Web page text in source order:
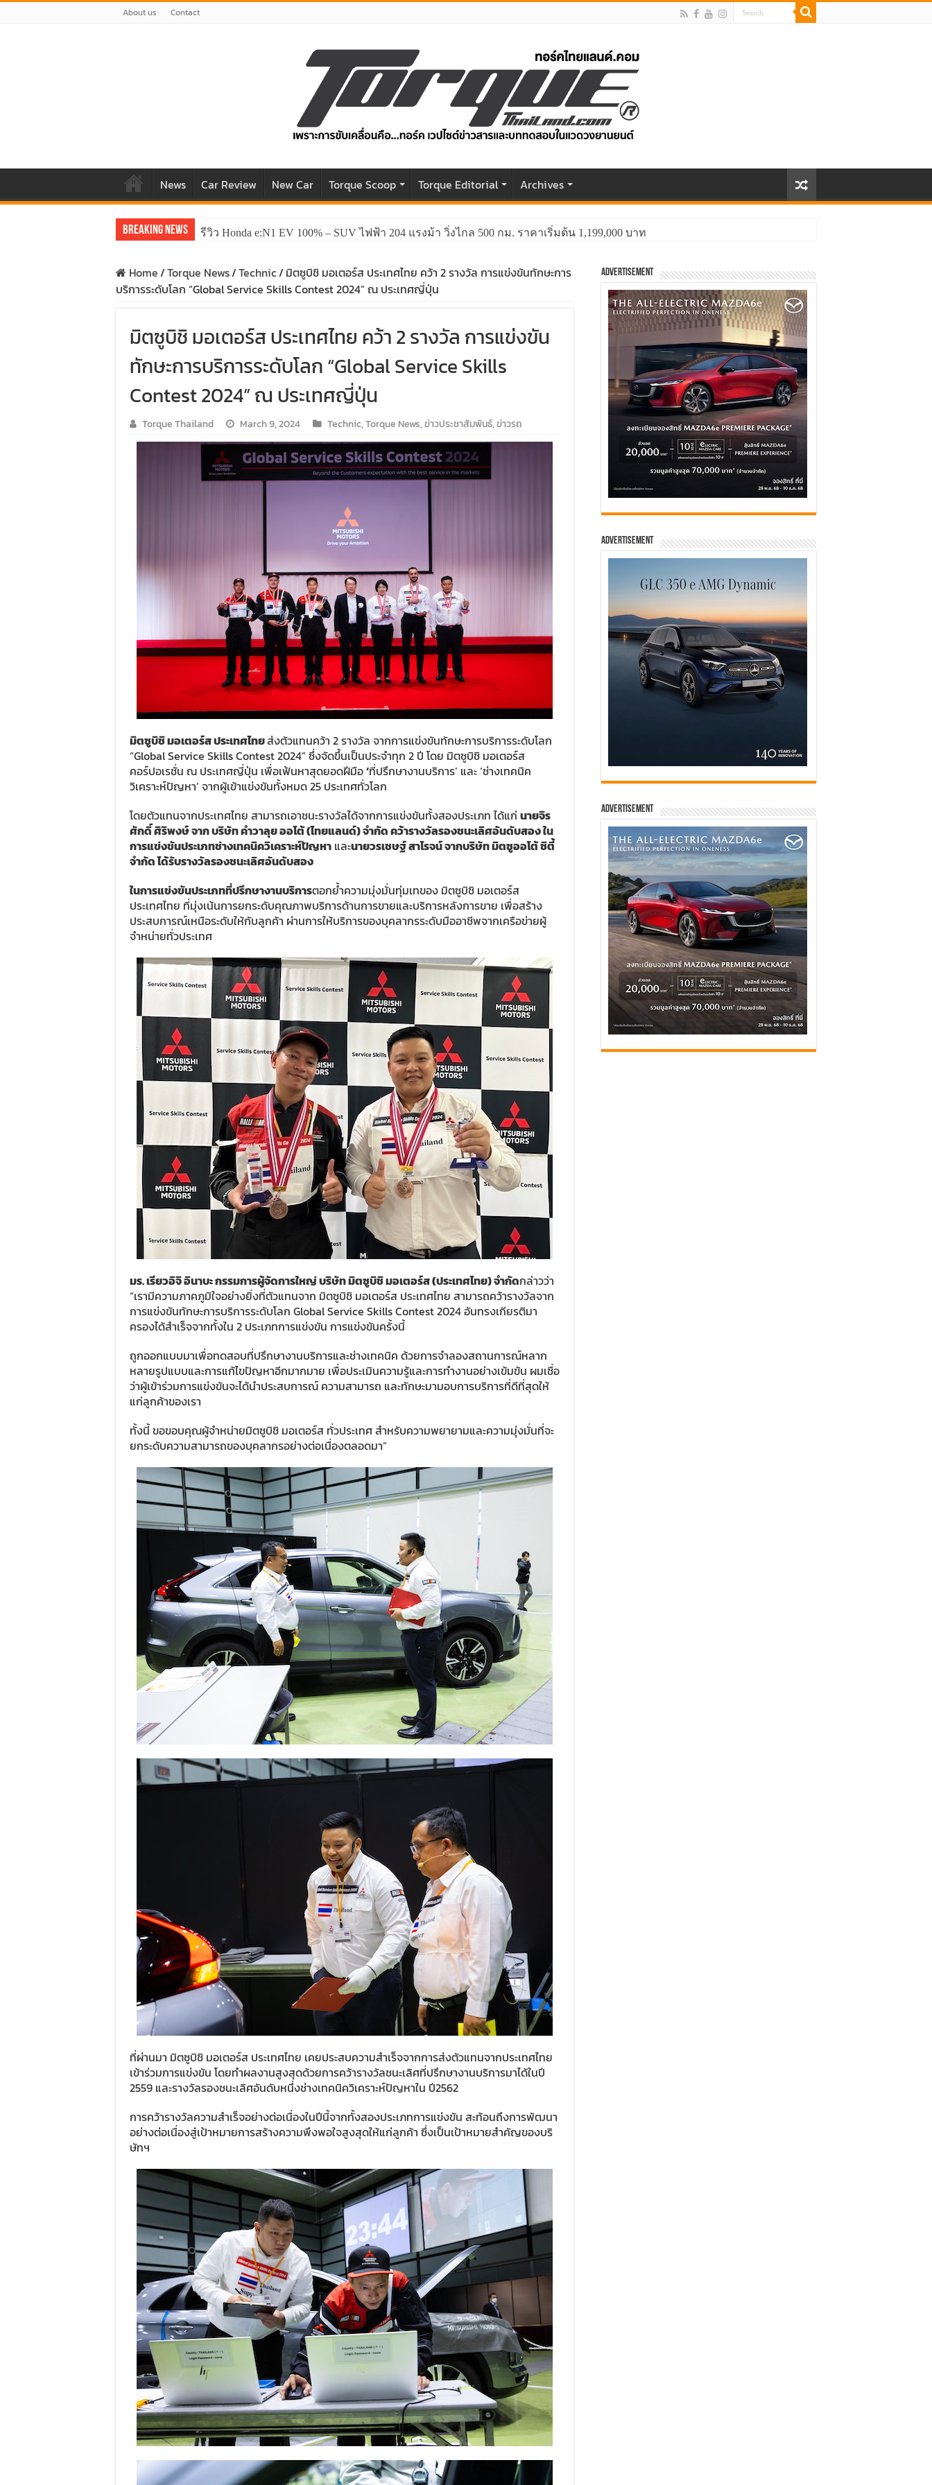
About us Contact
News Car Review New Car Torque Scoop Torque Editorial Archives
Breaking News รีวิว Honda e:N1 EV 100% – SUV ไฟฟ้า 204 แรงม้า วิ่งไกล 500 กม. ราคาเริ่มต้น 1,199,000 บาท
รีวิว ลองขับ All New GWM HAVAL H6 ปรับโฉมหน้าใหม่หล่อกว่าเดิม พร้อมสมรรถนะที่ดียิ่งกว่า
Home/Torque News/Technic/ มิตซูบิชิ มอเตอร์ส ประเทศไทย คว้า 2 รางวัล การแข่งขันทักษะการ
บริการระดับโลก “Global Service Skills Contest 2024” ณ ประเทศญี่ปุ่น
มิตซูบิชิ มอเตอร์ส ประเทศไทย คว้า 2 รางวัล การแข่งขัน
ทักษะการบริการระดับโลก “Global Service Skills
Contest 2024” ณ ประเทศญี่ปุ่น
Torque Thailand March 9, 2024 Technic,Torque News,ข่าวประชาสัมพันธ์,ข่าวรถ
มิตซูบิชิ มอเตอร์ส ประเทศไทยส่งตัวแทนคว้า 2 รางวัล จากการแข่งขันทักษะการบริการระดับโลก
“Global Service Skills Contest 2024” ซึ่งจัดขึ้นเป็นประจำทุก 2 ปี โดย มิตซูบิชิ มอเตอร์ส
คอร์ปอเรชั่น ณ ประเทศญี่ปุ่น เพื่อเฟ้นหาสุดยอดฝีมือ‘ที่ปรึกษางานบริการ’ และ ‘ช่างเทคนิค
วิเคราะห์ปัญหา’ จากผู้เข้าแข่งขันทั้งหมด 25 ประเทศทั่วโลก
โดยตัวแทนจากประเทศไทย สามารถเอาชนะรางวัลได้จากการแข่งขันทั้งสองประเภท ได้แก่ นายจิร
ศักดิ์ ศิริพงษ์ จาก บริษัท คำวาลุย ออโต้ (ไทยแลนด์) จำกัด คว้ารางวัลรองชนะเลิศอันดับสอง ใน
การแข่งขันประเภทช่างเทคนิควิเคราะห์ปัญหา และนายวรเชษฐ์ สาโรจน์ จากบริษัท มิตซูออโต้ ซิตี้
จำกัด ได้รับรางวัลรองชนะเลิศอันดับสอง
ในการแข่งขันประเภทที่ปรึกษางานบริการตอกย้ำความมุ่งมั่นทุ่มเทของ มิตซูบิชิ มอเตอร์ส
ประเทศไทย ที่มุ่งเน้นการยกระดับคุณภาพบริการด้านการขายและบริการหลังการขาย เพื่อสร้าง
ประสบการณ์เหนือระดับให้กับลูกค้า ผ่านการให้บริการของบุคลากรระดับมืออาชีพจากเครือข่ายผู้
จำหน่ายทั่วประเทศ
มร. เรียวอิจิ อินาบะ กรรมการผู้จัดการใหญ่ บริษัท มิตซูบิชิ มอเตอร์ส (ประเทศไทย) จำกัดกล่าวว่า
“เรามีความภาคภูมิใจอย่างยิ่งที่ตัวแทนจาก มิตซูบิชิ มอเตอร์ส ประเทศไทย สามารถคว้ารางวัลจาก
การแข่งขันทักษะการบริการระดับโลก Global Service Skills Contest 2024 อันทรงเกียรติมา
ครองได้สำเร็จจากทั้งใน 2 ประเภทการแข่งขัน การแข่งขันครั้งนี้
ถูกออกแบบมาเพื่อทดสอบที่ปรึกษางานบริการและช่างเทคนิค ด้วยการจำลองสถานการณ์หลาก
หลายรูปแบบและการแก้ไขปัญหาอีกมากมาย เพื่อประเมินความรู้และการทำงานอย่างเข้มข้น ผมเชื่อ
ว่าผู้เข้าร่วมการแข่งขันจะได้นำประสบการณ์ ความสามารถ และทักษะมามอบการบริการที่ดีที่สุดให้
แก่ลูกค้าของเรา
ทั้งนี้ ขอขอบคุณผู้จำหน่ายมิตซูบิชิ มอเตอร์ส ทั่วประเทศ สำหรับความพยายามและความมุ่งมั่นที่จะ
ยกระดับความสามารถของบุคลากรอย่างต่อเนื่องตลอดมา”
ที่ผ่านมา มิตซูบิชิ มอเตอร์ส ประเทศไทย เคยประสบความสำเร็จจากการส่งตัวแทนจากประเทศไทย
เข้าร่วมการแข่งขัน โดยทำผลงานสูงสุดด้วยการคว้ารางวัลชนะเลิศที่ปรึกษางานบริการมาได้ในปี
2559 และรางวัลรองชนะเลิศอันดับหนึ่งช่างเทคนิควิเคราะห์ปัญหาใน ปี2562
การคว้ารางวัลความสำเร็จอย่างต่อเนื่องในปีนี้จากทั้งสองประเภทการแข่งขัน สะท้อนถึงการพัฒนา
อย่างต่อเนื่องสู่เป้าหมายการสร้างความพึงพอใจสูงสุดให้แก่ลูกค้า ซึ่งเป็นเป้าหมายสำคัญของบริ
ษัทฯ
Advertisement
Advertisement
Advertisement